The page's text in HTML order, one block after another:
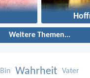
Weitere Themen...
Bin Wahrheit Vater